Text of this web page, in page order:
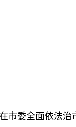
市委全面依法治